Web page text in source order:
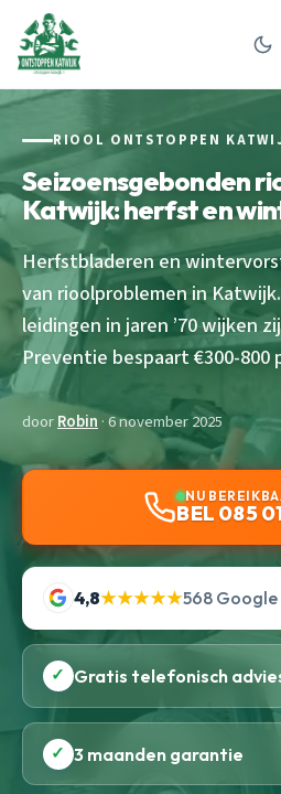
RIOOL ONTSTOPPEN
Seizoensgebonden
Katwijk: herfst en
Herfstbladeren en
van rioolproblemen in
leidingen in jaren ’70 wijken
Preventie bespaart €300-800
doorRobin · 6 november 2025
NU
BEL 085
4,8★★★★★568 Google
✓ Gratis telefonisch
✓ 3 maanden garantie